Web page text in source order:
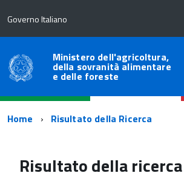
Governo Italiano
Ministero dell'agricoltura,
della sovranità alimentare
e delle foreste
Percorso
navigazione
Home Risultato della Ricerca
Risultato della ricerca